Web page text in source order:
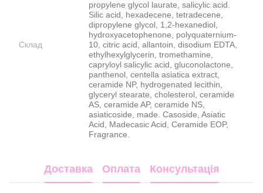
Склад
propylene glycol laurate, salicylic acid.
Silic acid, hexadecene, tetradecene,
dipropylene glycol, 1,2-hexanediol,
hydroxyacetophenone, polyquaternium-
10, citric acid, allantoin, disodium EDTA,
ethylhexylglycerin, tromethamine,
capryloyl salicylic acid, gluconolactone,
panthenol, centella asiatica extract,
ceramide NP, hydrogenated lecithin,
glyceryl stearate, cholesterol, ceramide
AS, ceramide AP, ceramide NS,
asiaticoside, made. Casoside, Asiatic
Acid, Madecasic Acid, Ceramide EOP,
Fragrance.
Доставка Оплата Консультація